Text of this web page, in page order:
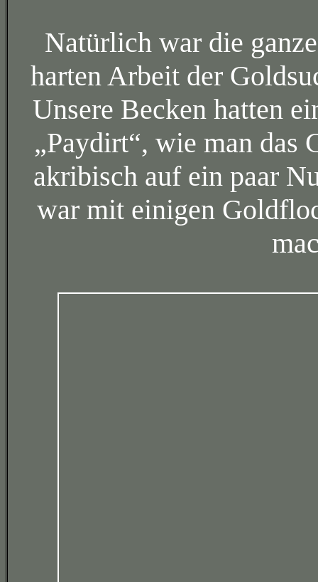
Natürlich war die
harten Arbeit der
Unsere Becken hatten
„Paydirt“, wie man das
akribisch auf ein paar
war mit einigen